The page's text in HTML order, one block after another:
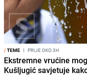
/TEME I PRIJE OKO 3H
Ekstremne vrućine
Kušljugić savjetuje